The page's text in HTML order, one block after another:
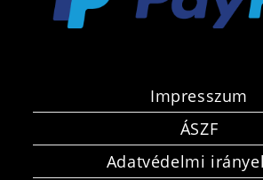
Impresszum
ÁSZF
Adatvédelmi